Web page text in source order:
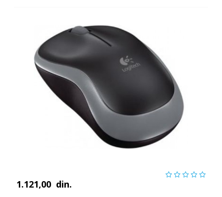
1.121,00 din.